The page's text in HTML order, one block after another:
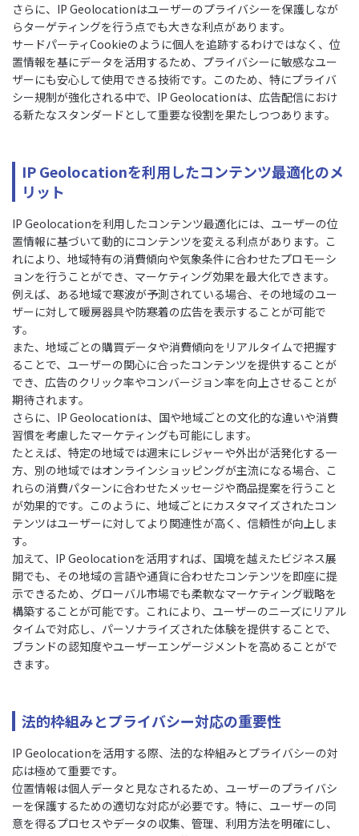
さらに、IP Geolocationはユーザーのプライバシーを保護しなが
らターゲティングを行う点でも大きな利点があります。
サードパーティCookieのように個人を追跡するわけではなく、位
置情報を基にデータを活用するため、プライバシーに敏感なユー
ザーにも安心して使用できる技術です。このため、特にプライバ
シー規制が強化される中で、IP Geolocationは、広告配信におけ
る新たなスタンダードとして重要な役割を果たしつつあります。
IP Geolocationを利用したコンテンツ最適化のメ
リット
IP Geolocationを利用したコンテンツ最適化には、ユーザーの位
置情報に基づいて動的にコンテンツを変える利点があります。こ
れにより、地域特有の消費傾向や気象条件に合わせたプロモーシ
ョンを行うことができ、マーケティング効果を最大化できます。
例えば、ある地域で寒波が予測されている場合、その地域のユー
ザーに対して暖房器具や防寒着の広告を表示することが可能で
す。
また、地域ごとの購買データや消費傾向をリアルタイムで把握す
ることで、ユーザーの関心に合ったコンテンツを提供することが
でき、広告のクリック率やコンバージョン率を向上させることが
期待されます。
さらに、IP Geolocationは、国や地域ごとの文化的な違いや消費
習慣を考慮したマーケティングも可能にします。
たとえば、特定の地域では週末にレジャーや外出が活発化する一
方、別の地域ではオンラインショッピングが主流になる場合、こ
れらの消費パターンに合わせたメッセージや商品提案を行うこと
が効果的です。このように、地域ごとにカスタマイズされたコン
テンツはユーザーに対してより関連性が高く、信頼性が向上しま
す。
加えて、IP Geolocationを活用すれば、国境を越えたビジネス展
開でも、その地域の言語や通貨に合わせたコンテンツを即座に提
示できるため、グローバル市場でも柔軟なマーケティング戦略を
構築することが可能です。これにより、ユーザーのニーズにリアル
タイムで対応し、パーソナライズされた体験を提供することで、
ブランドの認知度やユーザーエンゲージメントを高めることがで
きます。
法的枠組みとプライバシー対応の重要性
IP Geolocationを活用する際、法的な枠組みとプライバシーの対
応は極めて重要です。
位置情報は個人データと見なされるため、ユーザーのプライバシ
ーを保護するための適切な対応が必要です。特に、ユーザーの同
意を得るプロセスやデータの収集、管理、利用方法を明確にし、